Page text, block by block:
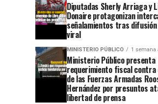
Diputadas Sherly Arriaga y
Donaire protagonizan
señalamientos tras difusión
viral
MINISTERIO PÚBLICO 1 semana
Ministerio Público presenta
requerimiento fiscal contra
de las Fuerzas Armadas
Hernández por presuntos
libertad de prensa